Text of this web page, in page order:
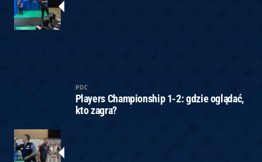
PDC
Players Championship 1-2: gdzie oglądać,
kto zagra?